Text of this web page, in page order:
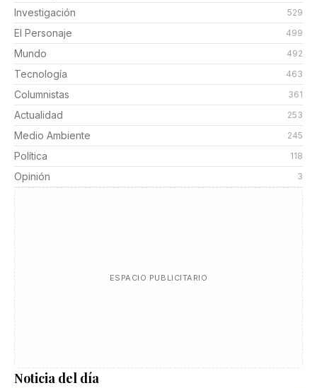
Investigación 529
El Personaje 499
Mundo 492
Tecnología 463
Columnistas 361
Actualidad 253
Medio Ambiente 245
Política 118
Opinión 3
ESPACIO PUBLICITARIO
Noticia del día